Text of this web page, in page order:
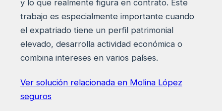
y lo que realmente figura en contrato. Este
trabajo es especialmente importante cuando
el expatriado tiene un perfil patrimonial
elevado, desarrolla actividad económica o
combina intereses en varios países.
Ver solución relacionada en Molina López
seguros